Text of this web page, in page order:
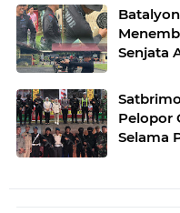
Senjata
Pelopor
Selama